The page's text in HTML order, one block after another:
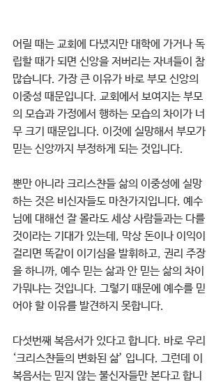
어릴 때는 교회에 다녔지만 대학에 가거나 독
립할 때가 되면 신앙을 저버리는 자녀들이 참
많습니다. 가장 큰 이유가 바로 부모 신앙의
이중성 때문입니다. 교회에서 보여지는 부모
의 모습과 가정에서 행하는 모습의 차이가 너
무 크기 때문입니다. 이것에 실망해서 부모가
믿는 신앙까지 부정하게 되는 것입니다.
뿐만 아니라 크리스챤들 삶의 이중성에 실망
하는 것은 비신자들도 마찬가지입니다. 예수
님에 대해선 잘 몰라도 세상 사람들과는 다를
것이라는 기대가 있는데, 막상 돈이나 이익이
걸리면 똑같이 이기심을 발휘하고, 권리 주장
을 하니까, 예수 믿는 삶과 안 믿는 삶의 차이
가뭐냐는 것입니다. 그렇기 때문에 예수를 믿
어야 할 이유를 발견하지 못합니다.
다섯번째 복음서가 있다고 합니다. 바로 우리
‘크리스챤들의 변화된 삶’ 입니다. 그런데 이
복음서는 믿지 않는 불신자들만 본다고 합니